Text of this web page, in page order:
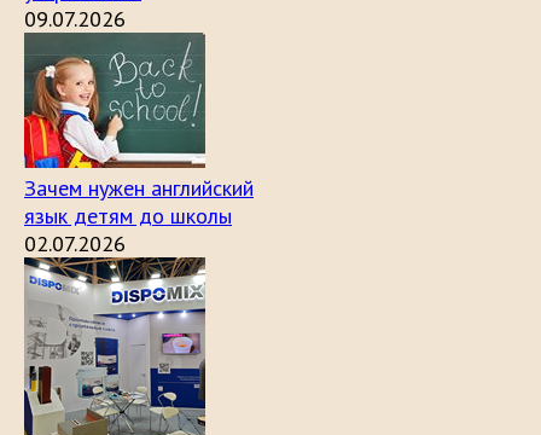
09.07.2026
Зачем нужен английский
язык детям до школы
02.07.2026